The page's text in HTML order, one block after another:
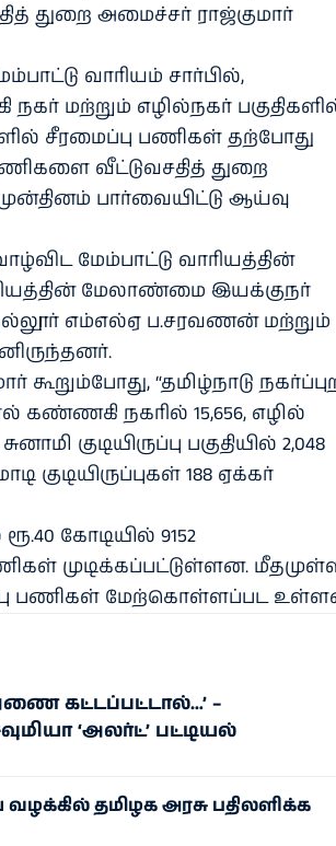
துறை அமைச்சர் ராஜ்குமார்
வாரியம் சார்பில்,
மற்றும் எழில்நகர்
சீரமைப்பு பணிகள் தற்போது
வீட்டுவசதித் துறை
பார்வையிட்டு ஆய்வு
மேம்பாட்டு வாரியத்தின்
மேலாண்மை இயக்குநர்
எம்எல்ஏ ப.சரவணன் மற்றும்
கூறும்போது, “தமிழ்நாடு
கண்ணகி நகரில் 15,656, எழில்
குடியிருப்பு பகுதியில் 2,048
குடியிருப்புகள் 188 ஏக்கர்
கோடியில் 9152
முடிக்கப்பட்டுள்ளன.
பணிகள் மேற்கொள்ளப்பட
கட்டப்பட்டால்…’ –
‘அலர்ட்’ பட்டியல்
தமிழக அரசு பதிலளிக்க